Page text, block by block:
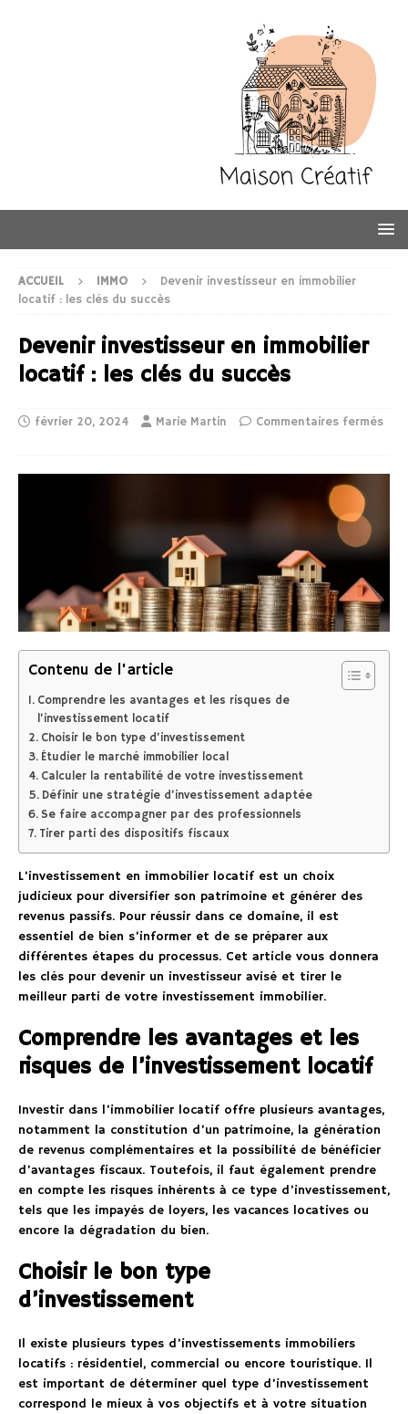
ACCUEIL IMMO
Devenir investisseur en immobilier
locatif : les clés du succès
Devenir investisseur en immobilier
locatif : les clés du succès
février 20, 2024 Marie Martin Commentaires fermés
Contenu de l'article
Comprendre les avantages et les risques de
l’investissement locatif
Choisir le bon type d’investissement
Étudier le marché immobilier local
Calculer la rentabilité de votre investissement
Définir une stratégie d’investissement adaptée
Se faire accompagner par des professionnels
Tirer parti des dispositifs fiscaux
L’investissement en immobilier locatif est un choix
judicieux pour diversifier son patrimoine et générer des
revenus passifs. Pour réussir dans ce domaine, il est
essentiel de bien s’informer et de se préparer aux
différentes étapes du processus. Cet article vous donnera
les clés pour devenir un investisseur avisé et tirer le
meilleur parti de votre investissement immobilier.
Comprendre les avantages et les
risques de l’investissement locatif
Investir dans l’immobilier locatif offre plusieurs avantages,
notamment la constitution d’un patrimoine, la génération
de revenus complémentaires et la possibilité de bénéficier
d’avantages fiscaux. Toutefois, il faut également prendre
en compte les risques inhérents à ce type d’investissement,
tels que les impayés de loyers, les vacances locatives ou
encore la dégradation du bien.
Choisir le bon type
d’investissement
Il existe plusieurs types d’investissements immobiliers
locatifs : résidentiel, commercial ou encore touristique. Il
est important de déterminer quel type d’investissement
correspond le mieux à vos objectifs et à votre situation